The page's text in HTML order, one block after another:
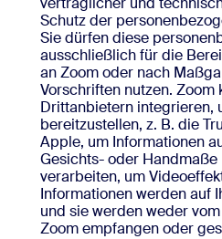
Schutz der
Sie dürfen diese
ausschließlich für die
an Zoom oder nach
Vorschriften nutzen. Zoom
Drittanbietern integrieren,
bereitzustellen, z. B. die
Apple, um Informationen
Gesichts- oder Handmaße
verarbeiten, um
Informationen werden auf
und sie werden weder
Zoom empfangen oder